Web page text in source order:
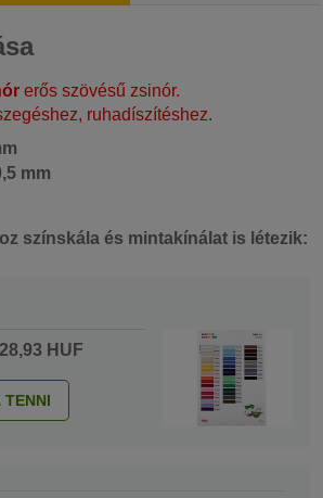
erős szövésű zsinór.
ruhadíszítéshez.
mm
színskála és mintakínálat is létezik:
HUF
TENNI